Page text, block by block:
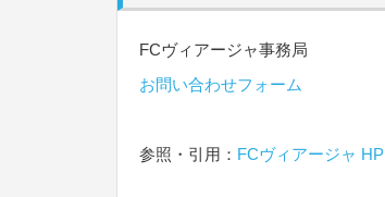
FCヴィアージャ事務局
お問い合わせフォーム
参照・引用： FCヴィアージャ HP